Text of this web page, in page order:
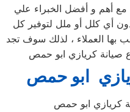
أهم و أفضل الخبراء علي
أي كلل أو ملل لتوفير كل
بها العملاء ، لذلك سوف تجد
صيانة كريازي ابو حمص
ابو حمص